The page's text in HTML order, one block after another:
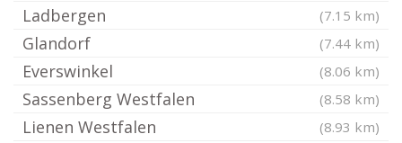
Ladbergen (7.15 km)
Glandorf (7.44 km)
Everswinkel (8.06 km)
Sassenberg Westfalen (8.58 km)
Lienen Westfalen (8.93 km)